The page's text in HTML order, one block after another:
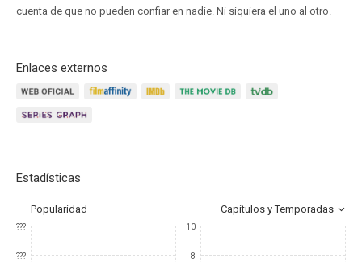
cuenta de que no pueden confiar en nadie. Ni siquiera el uno al otro.
Enlaces externos
Estadísticas
Popularidad Capítulos y Temporadas
???
???
10
8